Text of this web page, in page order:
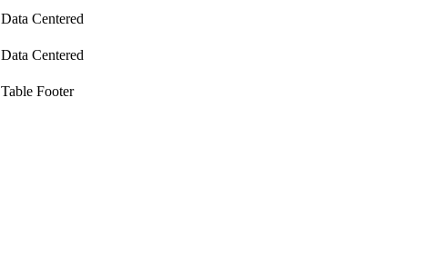
Table Footer
Data Centered
Data Centered